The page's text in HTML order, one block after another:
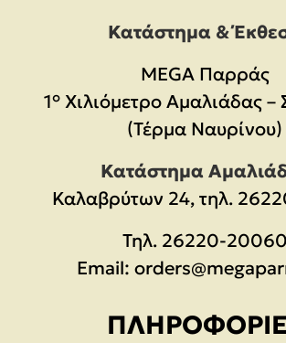
Κατάστημα &
MEGA Παρράς
1° Χιλιόμετρο Αμαλιάδας
(Τέρμα Ναυρίνου)
Κατάστημα
Καλαβρύτων 24, τηλ.
Τηλ. 26220-20060
Email: